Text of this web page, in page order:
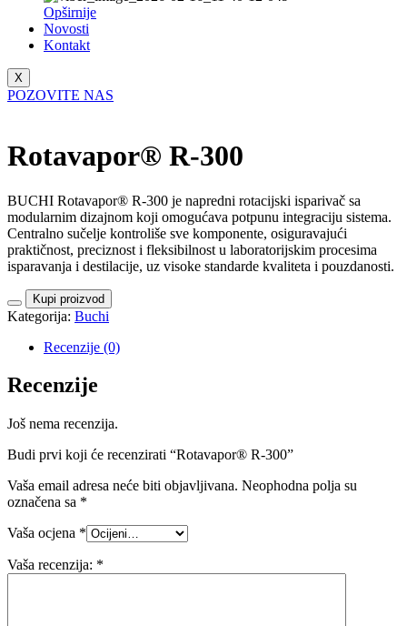
Opširnije
Novosti
Kontakt
X
POZOVITE NAS
Rotavapor® R-300
BUCHI Rotavapor® R-300 je napredni rotacijski isparivač sa
modularnim dizajnom koji omogućava potpunu integraciju sistema.
Centralno sučelje kontroliše sve komponente, osiguravajući
praktičnost, preciznost i fleksibilnost u laboratorijskim procesima
isparavanja i destilacije, uz visoke standarde kvaliteta i pouzdanosti.
Kupi proizvod
Kategorija: Buchi
Recenzije (0)
Recenzije
Još nema recenzija.
Budi prvi koji će recenzirati “Rotavapor® R-300”
Vaša email adresa neće biti objavljivana. Neophodna polja su
označena sa *
Vaša ocjena *
Vaša recenzija: *